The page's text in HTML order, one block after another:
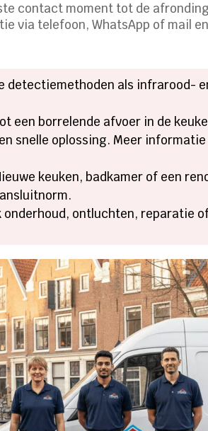
contact moment tot de
via telefoon, WhatsApp of mail
detectiemethoden als infrarood-
een borrelende afvoer in de
snelle oplossing. Meer
keuken, badkamer of een
onderhoud, ontluchten, reparatie